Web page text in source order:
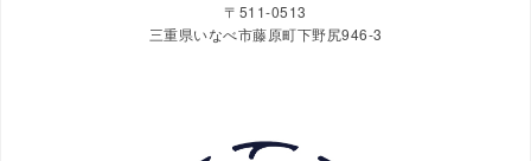
〒511-0513
三重県いなべ市藤原町下野尻946-3